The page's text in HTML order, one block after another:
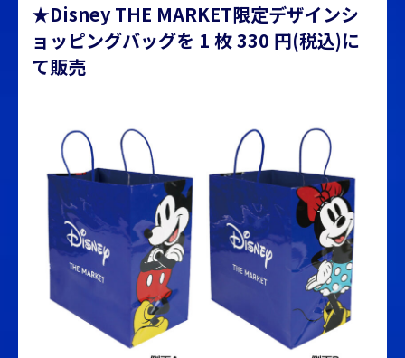
★Disney THE MARKET限定デザインシ
ョッピングバッグを 1 枚 330 円(税込)に
て販売